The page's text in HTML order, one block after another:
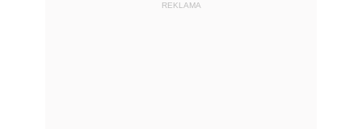
REKLAMA